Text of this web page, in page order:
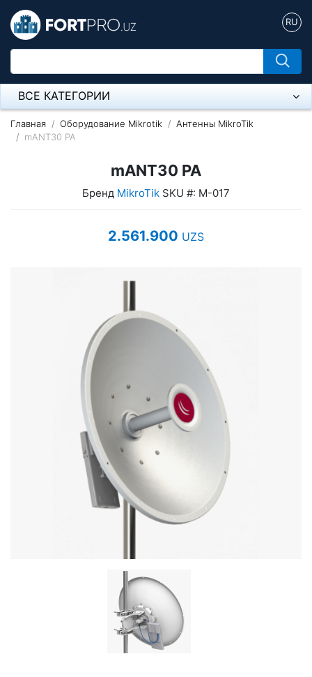
RU
ВСЕ КАТЕГОРИИ
Микрофон
Стереосистемы
Серверное оборудование
UPS Источники бесперебойного питания
Мышки и Клавиатуры
Сетевое оборудование
Системы охлаждения
Главная Оборудование Mikrotik
Антенны MikroTik
mANT30 PA
mANT30 PA
Бренд MikroTik SKU #: M-017
2.561.900 UZS